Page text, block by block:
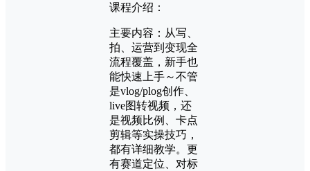
课程介绍：
主要内容：从写、
拍、运营到变现全
流程覆盖，新手也
能快速上手～不管
是vlog/plog创作、
live图转视频，还
是视频比例、卡点
剪辑等实操技巧，
都有详细教学。更
有赛道定位、对标